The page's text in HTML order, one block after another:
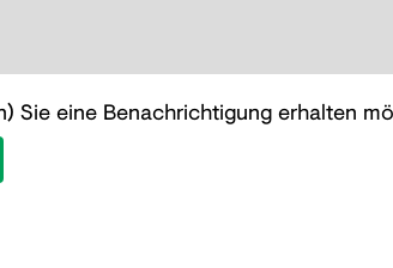
Sie eine Benachrichtigung erhalten